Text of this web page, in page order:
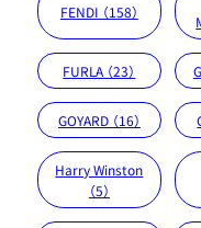
FENDI （158）
FURLA （23）
GOYARD （16）
Harry Winston
（5）